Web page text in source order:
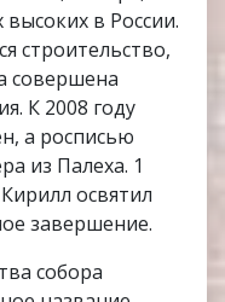
в России.
строительство,
совершена
К 2008 году
а росписью
из Палеха. 1
освятил
завершение.
собора